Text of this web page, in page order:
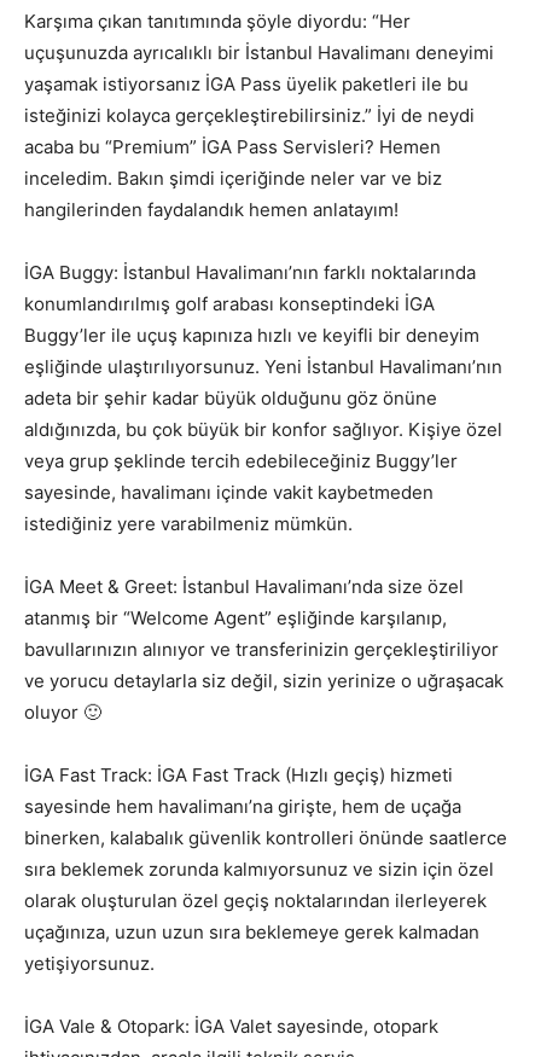
Karşıma çıkan tanıtımında şöyle diyordu: “Her
uçuşunuzda ayrıcalıklı bir İstanbul Havalimanı deneyimi
yaşamak istiyorsanız İGA Pass üyelik paketleri ile bu
isteğinizi kolayca gerçekleştirebilirsiniz.” İyi de neydi
acaba bu “Premium” İGA Pass Servisleri? Hemen
inceledim. Bakın şimdi içeriğinde neler var ve biz
hangilerinden faydalandık hemen anlatayım!
İGA Buggy: İstanbul Havalimanı’nın farklı noktalarında
konumlandırılmış golf arabası konseptindeki İGA
Buggy’ler ile uçuş kapınıza hızlı ve keyifli bir deneyim
eşliğinde ulaştırılıyorsunuz. Yeni İstanbul Havalimanı’nın
adeta bir şehir kadar büyük olduğunu göz önüne
aldığınızda, bu çok büyük bir konfor sağlıyor. Kişiye özel
veya grup şeklinde tercih edebileceğiniz Buggy’ler
sayesinde, havalimanı içinde vakit kaybetmeden
istediğiniz yere varabilmeniz mümkün.
İGA Meet & Greet: İstanbul Havalimanı’nda size özel
atanmış bir “Welcome Agent” eşliğinde karşılanıp,
bavullarınızın alınıyor ve transferinizin gerçekleştiriliyor
ve yorucu detaylarla siz değil, sizin yerinize o uğraşacak
oluyor 🙂
İGA Fast Track: İGA Fast Track (Hızlı geçiş) hizmeti
sayesinde hem havalimanı’na girişte, hem de uçağa
binerken, kalabalık güvenlik kontrolleri önünde saatlerce
sıra beklemek zorunda kalmıyorsunuz ve sizin için özel
olarak oluşturulan özel geçiş noktalarından ilerleyerek
uçağınıza, uzun uzun sıra beklemeye gerek kalmadan
yetişiyorsunuz.
İGA Vale & Otopark: İGA Valet sayesinde, otopark